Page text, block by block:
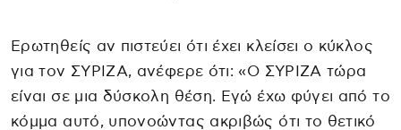
Ερωτηθείς αν πιστεύει ότι έχει κλείσει ο κύκλος
για τον ΣΥΡΙΖΑ, ανέφερε ότι: «Ο ΣΥΡΙΖΑ τώρα
είναι σε μια δύσκολη θέση. Εγώ έχω φύγει από το
κόμμα αυτό, υπονοώντας ακριβώς ότι το θετικό